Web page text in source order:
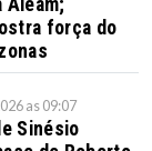
força do
as 09:07
Sinésio